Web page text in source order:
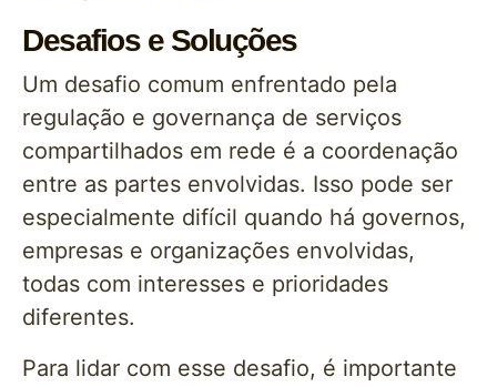
Desafios e Soluções
Um desafio comum enfrentado pela
regulação e governança de serviços
compartilhados em rede é a coordenação
entre as partes envolvidas. Isso pode ser
especialmente difícil quando há governos,
empresas e organizações envolvidas,
todas com interesses e prioridades
diferentes.
Para lidar com esse desafio, é importante